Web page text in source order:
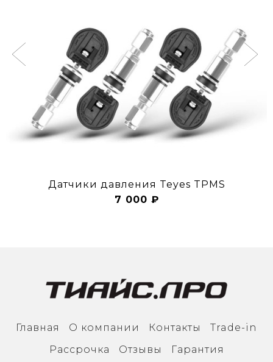
Датчики давления Teyes TPMS
7 000 ₽
Главная О компании Контакты
Trade-in
Рассрочка
Отзывы Гарантия